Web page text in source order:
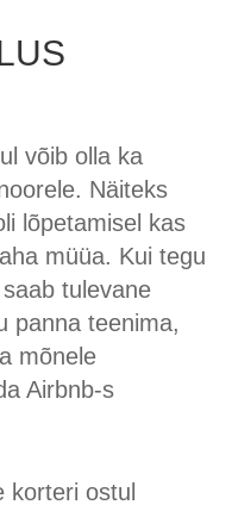
võib olla ka
Näiteks
lõpetamisel kas
müüa. Kui tegu
tulevane
panna teenima,
mõnele
Air­bnb-s
korteri ostul